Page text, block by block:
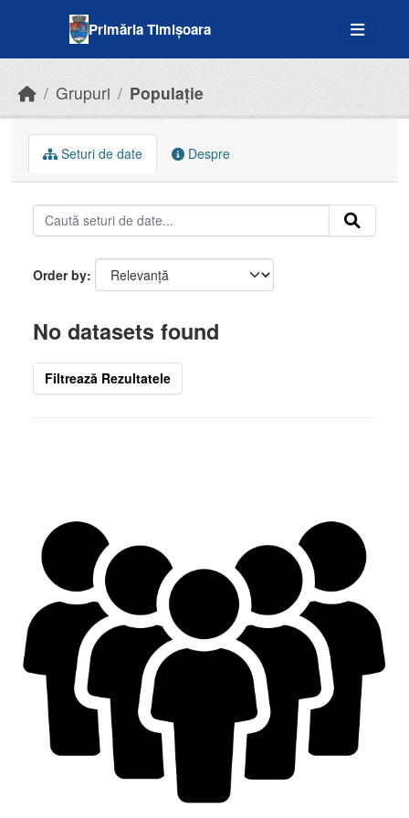
Primăria Timișoara
Grupuri Populație
Seturi de date Despre
Order by
No datasets found
Filtrează Rezultatele